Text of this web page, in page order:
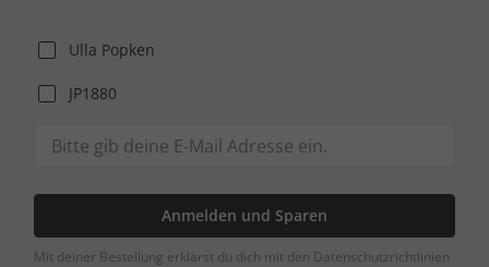
Ulla Popken
JP1880
Anmelden und Sparen
Mit deiner Bestellung erklärst du dich mit den Datenschutzrichtlinien